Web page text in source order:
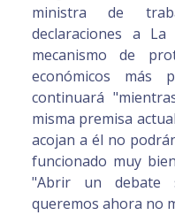
ministra de
declaraciones a
mecanismo de
económicos más
continuará
misma premisa
acojan a él no
funcionado muy
"Abrir un debate
queremos ahora no